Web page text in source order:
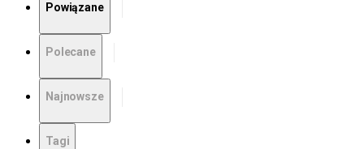
Powiązane
Polecane
Najnowsze
Tagi